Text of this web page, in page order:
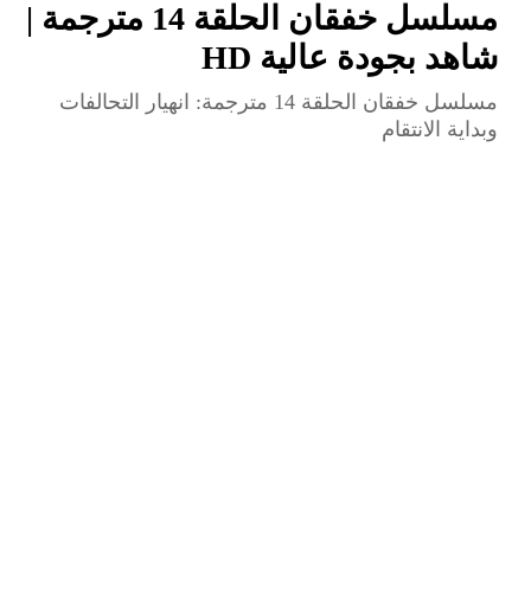
مسلسل خفقان الحلقة 14 مترجمة |
شاهد بجودة عالية HD
مسلسل خفقان الحلقة 14 مترجمة: انهيار التحالفات
وبداية الانتقام